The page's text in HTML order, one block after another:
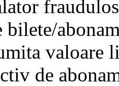
bilete/
valoare
de